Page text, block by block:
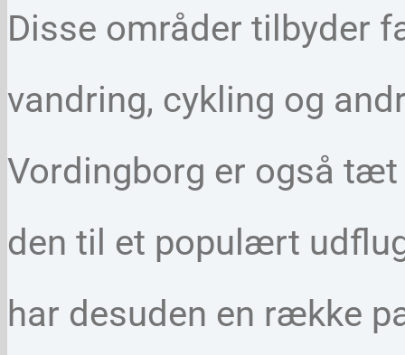
Disse områder tilbyder
vandring, cykling og
Vordingborg er også
den til et populært
har desuden en række